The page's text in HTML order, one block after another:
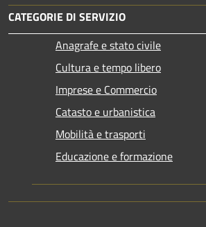
CATEGORIE DI SERVIZIO
Anagrafe e stato civile
Cultura e tempo libero
Imprese e Commercio
Catasto e urbanistica
Mobilità e trasporti
Educazione e formazione